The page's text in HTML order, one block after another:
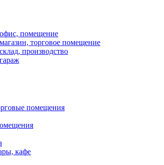
помещение
торговое помещение
производство
помещения
кафе